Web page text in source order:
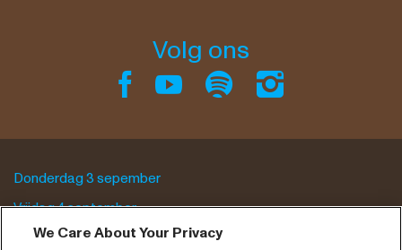
Volg ons
Donderdag 3 sepember
Vrijdag 4 september
Zaterdag 5 september
We Care About Your Privacy